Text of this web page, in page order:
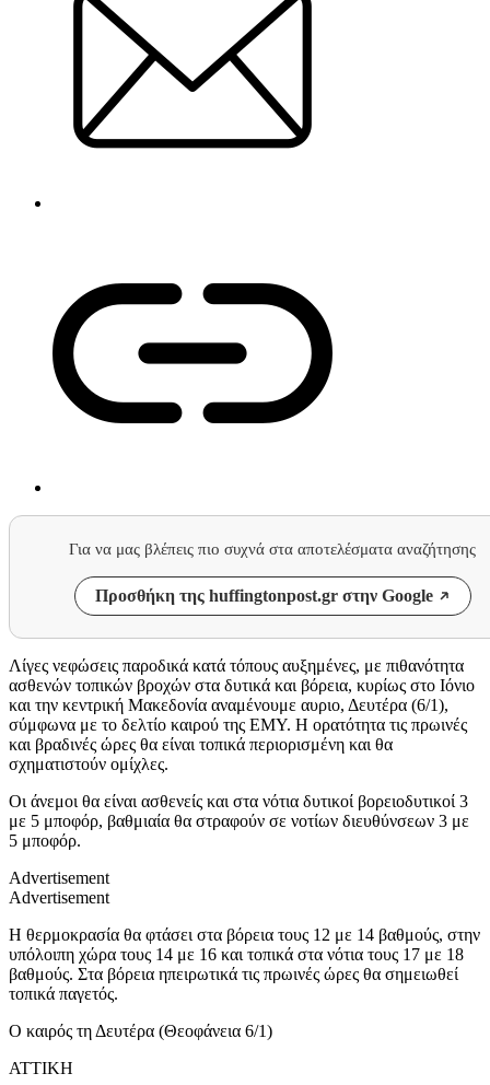
Για να μας βλέπεις πιο συχνά στα αποτελέσματα αναζήτησης
Προσθήκη της huffingtonpost.gr στην Google
Λίγες νεφώσεις παροδικά κατά τόπους αυξημένες, με πιθανότητα
ασθενών τοπικών βροχών στα δυτικά και βόρεια, κυρίως στο Ιόνιο
και την κεντρική Μακεδονία αναμένουμε αυριο, Δευτέρα (6/1),
σύμφωνα με το δελτίο καιρού της ΕΜΥ. Η ορατότητα τις πρωινές
και βραδινές ώρες θα είναι τοπικά περιορισμένη και θα
σχηματιστούν ομίχλες.
Οι άνεμοι θα είναι ασθενείς και στα νότια δυτικοί βορειοδυτικοί 3
με 5 μποφόρ, βαθμιαία θα στραφούν σε νοτίων διευθύνσεων 3 με
5 μποφόρ.
Advertisement
Advertisement
Η θερμοκρασία θα φτάσει στα βόρεια τους 12 με 14 βαθμούς, στην
υπόλοιπη χώρα τους 14 με 16 και τοπικά στα νότια τους 17 με 18
βαθμούς. Στα βόρεια ηπειρωτικά τις πρωινές ώρες θα σημειωθεί
τοπικά παγετός.
Ο καιρός τη Δευτέρα (Θεοφάνεια 6/1)
ΑΤΤΙΚΗ